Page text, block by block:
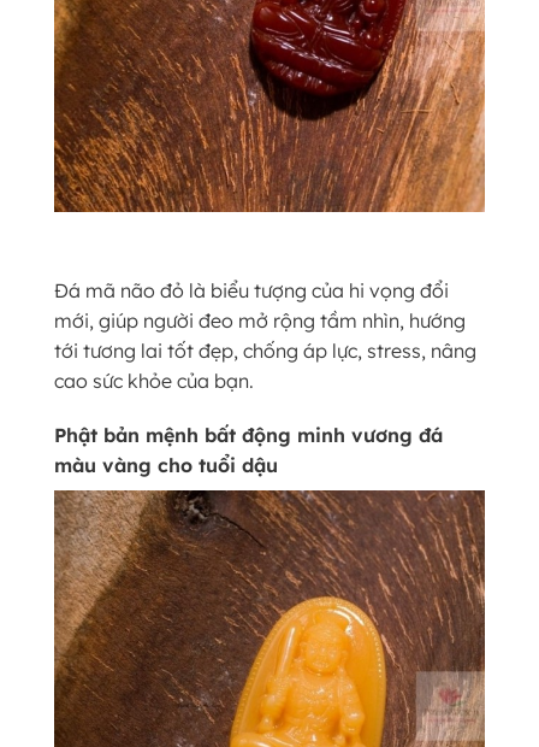
Đá mã não đỏ là biểu tượng của hi vọng đổi
mới, giúp người đeo mở rộng tầm nhìn, hướng
tới tương lai tốt đẹp, chống áp lực, stress, nâng
cao sức khỏe của bạn.
Phật bản mệnh bất động minh vương đá
màu vàng cho tuổi dậu